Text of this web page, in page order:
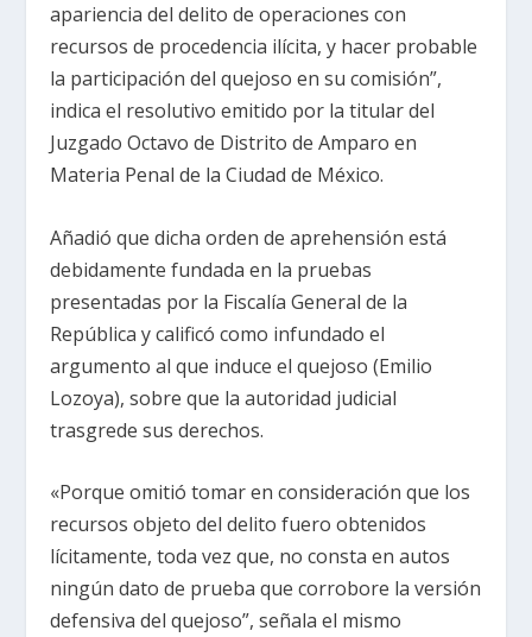
apariencia del delito de operaciones con
recursos de procedencia ilícita, y hacer probable
la participación del quejoso en su comisión”,
indica el resolutivo emitido por la titular del
Juzgado Octavo de Distrito de Amparo en
Materia Penal de la Ciudad de México.
Añadió que dicha orden de aprehensión está
debidamente fundada en la pruebas
presentadas por la Fiscalía General de la
República y calificó como infundado el
argumento al que induce el quejoso (Emilio
Lozoya), sobre que la autoridad judicial
trasgrede sus derechos.
«Porque omitió tomar en consideración que los
recursos objeto del delito fuero obtenidos
lícitamente, toda vez que, no consta en autos
ningún dato de prueba que corrobore la versión
defensiva del quejoso”, señala el mismo